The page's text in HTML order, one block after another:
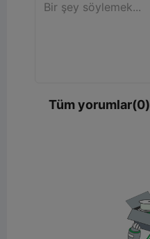
Tüm yorumlar(0)